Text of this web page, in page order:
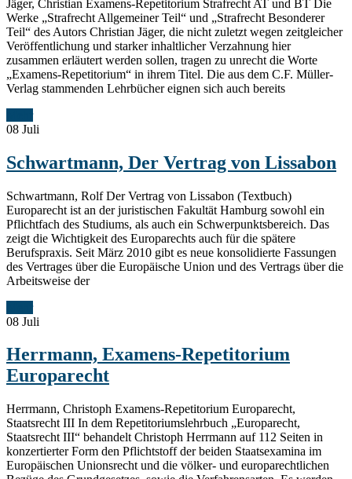
Jäger, Christian Examens-Repetitorium Strafrecht AT und BT Die
Werke „Strafrecht Allgemeiner Teil“ und „Strafrecht Besonderer
Teil“ des Autors Christian Jäger, die nicht zuletzt wegen zeitgleicher
Veröffentlichung und starker inhaltlicher Verzahnung hier
zusammen erläutert werden sollen, tragen zu unrecht die Worte
„Examens-Repetitorium“ in ihrem Titel. Die aus dem C.F. Müller-
Verlag stammenden Lehrbücher eignen sich auch bereits
08 Juli
Schwartmann, Der Vertrag von Lissabon
Schwartmann, Rolf Der Vertrag von Lissabon (Textbuch)
Europarecht ist an der juristischen Fakultät Hamburg sowohl ein
Pflichtfach des Studiums, als auch ein Schwerpunktsbereich. Das
zeigt die Wichtigkeit des Europarechts auch für die spätere
Berufspraxis. Seit März 2010 gibt es neue konsolidierte Fassungen
des Vertrages über die Europäische Union und des Vertrags über die
Arbeitsweise der
08 Juli
Herrmann, Examens-Repetitorium
Europarecht
Herrmann, Christoph Examens-Repetitorium Europarecht,
Staatsrecht III In dem Repetitoriumslehrbuch „Europarecht,
Staatsrecht III“ behandelt Christoph Herrmann auf 112 Seiten in
konzertierter Form den Pflichtstoff der beiden Staatsexamina im
Europäischen Unionsrecht und die völker- und europarechtlichen